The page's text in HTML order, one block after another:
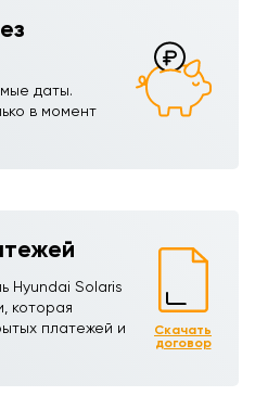
даты.
в момент
Hyundai Solaris
которая
платежей и
Скачать
договор